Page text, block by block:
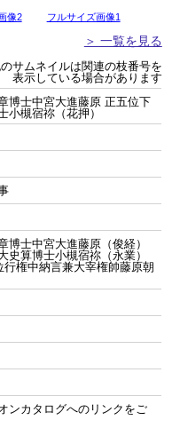
像2 フルサイズ画像1
＞ 一覧を見る
サムネイルは関連の枝番号を
表示している場合があります
博士中宮大進藤原 正五位下
小槻宿祢（花押）
博士中宮大進藤原（俊経）
史算博士小槻宿祢（永業）
権中納言兼大宰権帥藤原朝
ンカタログへのリンクをご